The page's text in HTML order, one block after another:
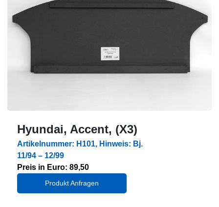
Hyundai, Accent, (X3)
Artikelnummer: H101, Hinweis: Bj.
11/94 – 12/99
Preis in Euro: 89,50
Produkt Anfragen